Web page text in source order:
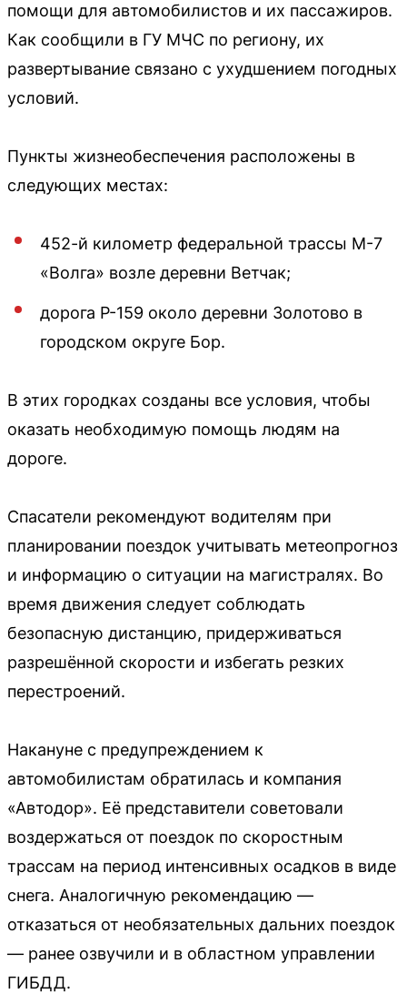
помощи для автомобилистов и их пассажиров.
Как сообщили в ГУ МЧС по региону, их
развертывание связано с ухудшением погодных
условий.
Пункты жизнеобеспечения расположены в
следующих местах:
452-й километр федеральной трассы М-7
«Волга» возле деревни Ветчак;
дорога Р-159 около деревни Золотово в
городском округе Бор.
В этих городках созданы все условия, чтобы
оказать необходимую помощь людям на
дороге.
Спасатели рекомендуют водителям при
планировании поездок учитывать метеопрогноз
и информацию о ситуации на магистралях. Во
время движения следует соблюдать
безопасную дистанцию, придерживаться
разрешённой скорости и избегать резких
перестроений.
Накануне с предупреждением к
автомобилистам обратилась и компания
«Автодор». Её представители советовали
воздержаться от поездок по скоростным
трассам на период интенсивных осадков в виде
снега. Аналогичную рекомендацию —
отказаться от необязательных дальних поездок
— ранее озвучили и в областном управлении
ГИБДД.